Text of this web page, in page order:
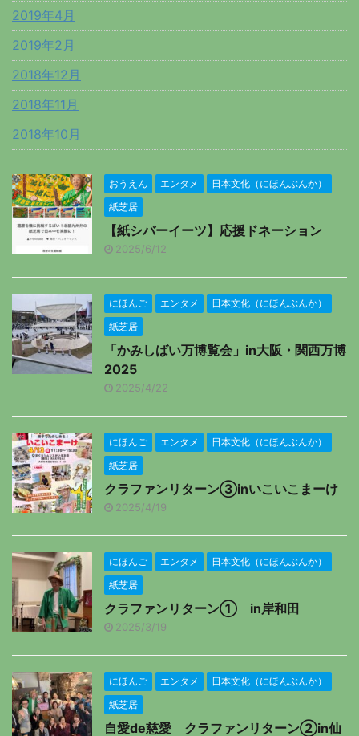
2019年4月
2019年2月
2018年12月
2018年11月
2018年10月
おうえん エンタメ
日本文化（にほんぶんか）
紙芝居
【紙シバーイーツ】応援ドネーション
2025/6/12
にほんご エンタメ
日本文化（にほんぶんか）
紙芝居
「かみしばい万博覧会」in大阪・関西万博
2025
2025/4/22
にほんご エンタメ
日本文化（にほんぶんか）
紙芝居
クラファンリターン③inいこいこまーけ
2025/4/19
にほんご エンタメ
日本文化（にほんぶんか）
紙芝居
クラファンリターン① in岸和田
2025/3/19
にほんご エンタメ
日本文化（にほんぶんか）
紙芝居
自愛de慈愛 クラファンリターン②in仙